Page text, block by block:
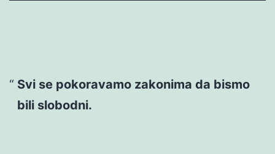
Svi se pokoravamo zakonima da bismo
bili slobodni.